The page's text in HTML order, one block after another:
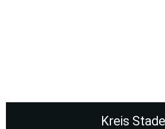
Kreis Stade